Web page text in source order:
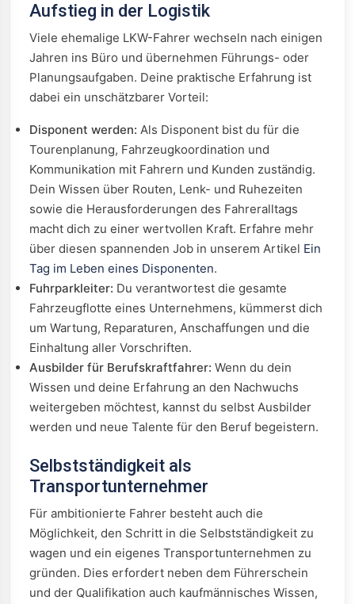
Aufstieg in der Logistik
Viele ehemalige LKW-Fahrer wechseln nach einigen
Jahren ins Büro und übernehmen Führungs- oder
Planungsaufgaben. Deine praktische Erfahrung ist
dabei ein unschätzbarer Vorteil:
Disponent werden: Als Disponent bist du für die
Tourenplanung, Fahrzeugkoordination und
Kommunikation mit Fahrern und Kunden zuständig.
Dein Wissen über Routen, Lenk- und Ruhezeiten
sowie die Herausforderungen des Fahreralltags
macht dich zu einer wertvollen Kraft. Erfahre mehr
über diesen spannenden Job in unserem Artikel Ein
Tag im Leben eines Disponenten.
Fuhrparkleiter: Du verantwortest die gesamte
Fahrzeugflotte eines Unternehmens, kümmerst dich
um Wartung, Reparaturen, Anschaffungen und die
Einhaltung aller Vorschriften.
Ausbilder für Berufskraftfahrer: Wenn du dein
Wissen und deine Erfahrung an den Nachwuchs
weitergeben möchtest, kannst du selbst Ausbilder
werden und neue Talente für den Beruf begeistern.
Selbstständigkeit als
Transportunternehmer
Für ambitionierte Fahrer besteht auch die
Möglichkeit, den Schritt in die Selbstständigkeit zu
wagen und ein eigenes Transportunternehmen zu
gründen. Dies erfordert neben dem Führerschein
und der Qualifikation auch kaufmännisches Wissen,